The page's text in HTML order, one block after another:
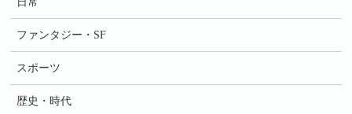
ファンタジー・SF
スポーツ
歴史・時代